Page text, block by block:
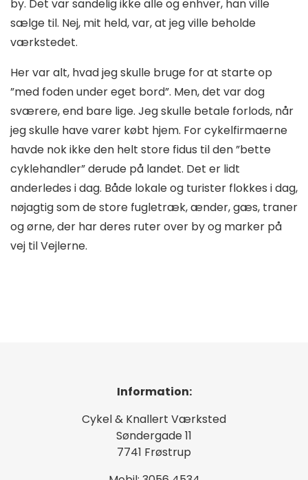
by. Det var sandelig ikke alle og enhver, han ville
sælge til. Nej, mit held, var, at jeg ville beholde
værkstedet.
Her var alt, hvad jeg skulle bruge for at starte op
”med foden under eget bord”. Men, det var dog
sværere, end bare lige. Jeg skulle betale forlods, når
jeg skulle have varer købt hjem. For cykelfirmaerne
havde nok ikke den helt store fidus til den ”bette
cyklehandler” derude på landet. Det er lidt
anderledes i dag. Både lokale og turister flokkes i dag,
nøjagtig som de store fugletræk, ænder, gæs, traner
og ørne, der har deres ruter over by og marker på
vej til Vejlerne.
Information:
Cykel & Knallert Værksted
Søndergade 11
7741 Frøstrup